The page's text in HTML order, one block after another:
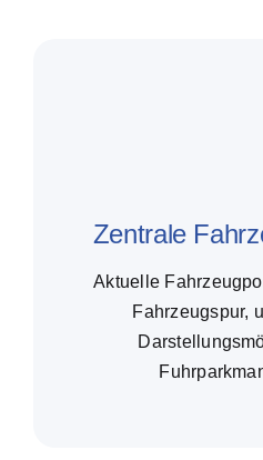
Zentrale
Aktuelle
Fahrzeugspur,